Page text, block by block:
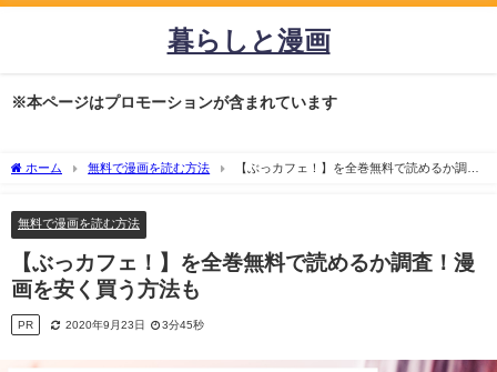
暮らしと漫画
※本ページはプロモーションが含まれています
ホーム 無料で漫画を読む方法
【ぶっカフェ！】を全巻無料で読めるか調
無料で漫画を読む方法
【ぶっカフェ！】を全巻無料で読めるか調査！漫
画を安く買う方法も
PR 2020年9月23日 3分45秒